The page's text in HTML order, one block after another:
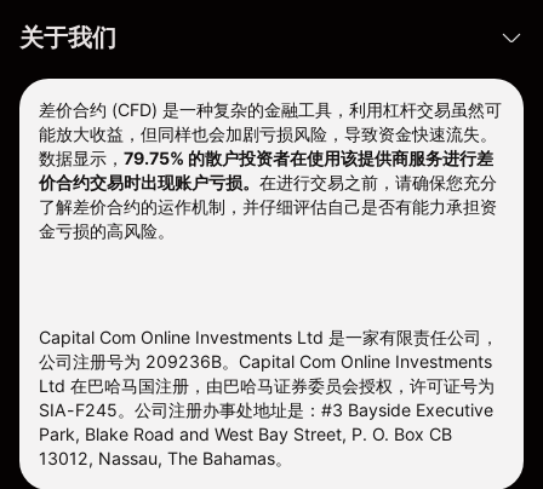
关于我们
差价合约 (CFD) 是一种复杂的金融工具，利用杠杆交易虽然可
能放大收益，但同样也会加剧亏损风险，导致资金快速流失。
数据显示， 79.75% 的散户投资者在使用该提供商服务进行差
价合约交易时出现账户亏损。 在进行交易之前，请确保您充分
了解差价合约的运作机制，并仔细评估自己是否有能力承担资
金亏损的高风险。
Capital Com Online Investments Ltd 是一家有限责任公司，
公司注册号为 209236B。Capital Com Online Investments
Ltd 在巴哈马国注册，由巴哈马证券委员会授权，许可证号为
SIA-F245。公司注册办事处地址是：#3 Bayside Executive
Park, Blake Road and West Bay Street, P. O. Box CB
13012, Nassau, The Bahamas。